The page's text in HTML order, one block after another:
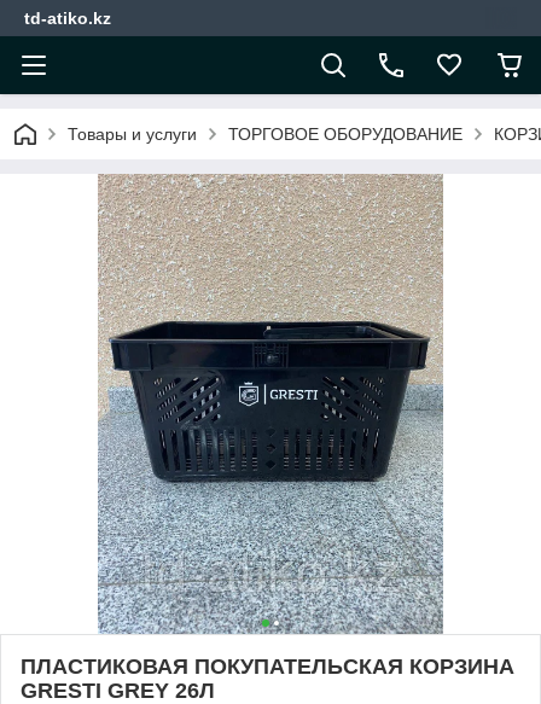
td-atiko.kz
Товары и услуги ТОРГОВОЕ ОБОРУДОВАНИЕ
ПЛАСТИКОВАЯ ПОКУПАТЕЛЬСКАЯ КОРЗИНА
GRESTI GREY 26Л